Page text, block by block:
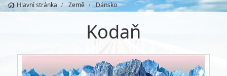
Hlavní stránka Země Dánsko
Kodaň